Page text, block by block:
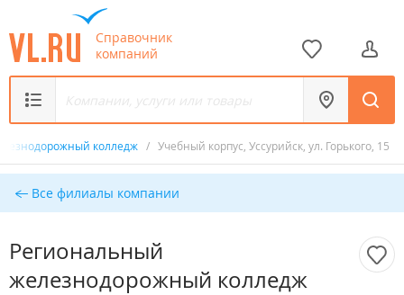
Справочник
компаний
колледж / Учебный корпус, Уссурийск, ул. Горького, 15
Все филиалы компании
Региональный
железнодорожный колледж